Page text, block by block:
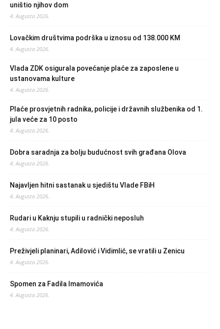
uništio njihov dom
4. Augusta 2026.
Lovačkim društvima podrška u iznosu od 138.000 KM
4. Augusta 2026.
Vlada ZDK osigurala povećanje plaće za zaposlene u
ustanovama kulture
4. Augusta 2026.
Plaće prosvjetnih radnika, policije i državnih službenika od 1.
jula veće za 10 posto
4. Augusta 2026.
Dobra saradnja za bolju budućnost svih građana Olova
4. Augusta 2026.
Najavljen hitni sastanak u sjedištu Vlade FBiH
4. Augusta 2026.
Rudari u Kaknju stupili u radnički neposluh
4. Augusta 2026.
Preživjeli planinari, Adilović i Vidimlić, se vratili u Zenicu
4. Augusta 2026.
Spomen za Fadila Imamovića
4. Augusta 2026.